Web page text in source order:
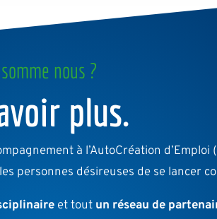
nous ?
plus.
à l’AutoCréation d’Emploi
personnes désireuses de se lancer
et tout un réseau de